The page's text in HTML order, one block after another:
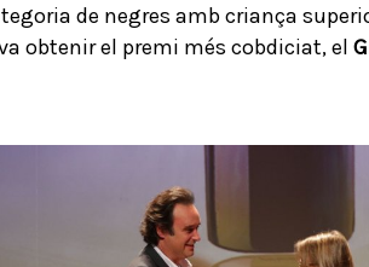
de negres amb criança
obtenir el premi més cobdiciat, el